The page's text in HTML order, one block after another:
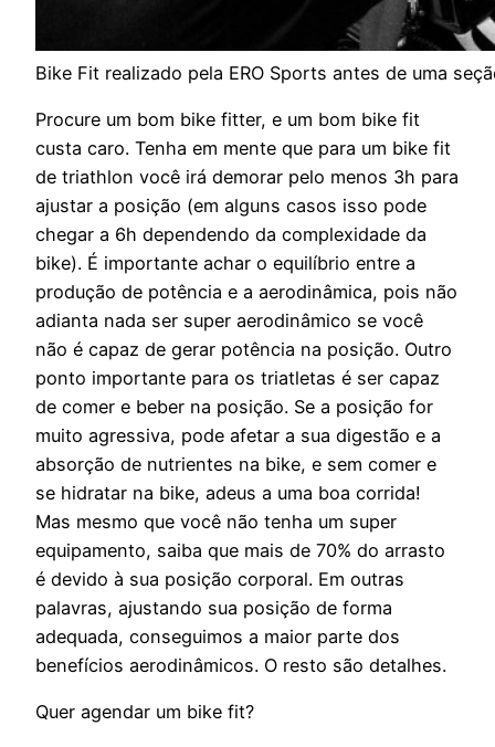
Bike Fit realizado pela ERO Sports antes de uma
Procure um bom bike fitter, e um bom bike fit
custa caro. Tenha em mente que para um bike fit
de triathlon você irá demorar pelo menos 3h para
ajustar a posição (em alguns casos isso pode
chegar a 6h dependendo da complexidade da
bike). É importante achar o equilíbrio entre a
produção de potência e a aerodinâmica, pois não
adianta nada ser super aerodinâmico se você
não é capaz de gerar potência na posição. Outro
ponto importante para os triatletas é ser capaz
de comer e beber na posição. Se a posição for
muito agressiva, pode afetar a sua digestão e a
absorção de nutrientes na bike, e sem comer e
se hidratar na bike, adeus a uma boa corrida!
Mas mesmo que você não tenha um super
equipamento, saiba que mais de 70% do arrasto
é devido à sua posição corporal. Em outras
palavras, ajustando sua posição de forma
adequada, conseguimos a maior parte dos
benefícios aerodinâmicos. O resto são detalhes.
Quer agendar um bike fit?